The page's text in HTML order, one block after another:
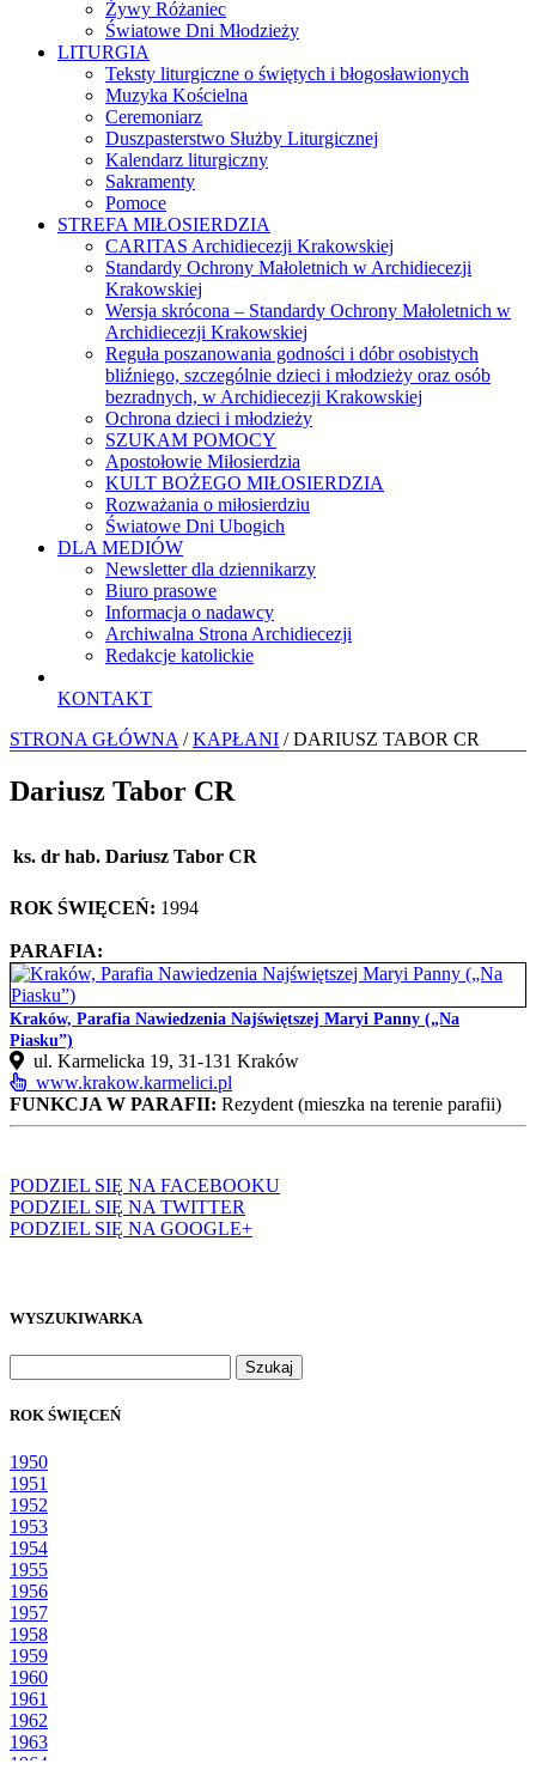
Żywy Różaniec
Światowe Dni Młodzieży
LITURGIA
Teksty liturgiczne o świętych i błogosławionych
Muzyka Kościelna
Ceremoniarz
Duszpasterstwo Służby Liturgicznej
Kalendarz liturgiczny
Sakramenty
Pomoce
STREFA MIŁOSIERDZIA
CARITAS Archidiecezji Krakowskiej
Standardy Ochrony Małoletnich w Archidiecezji
Krakowskiej
Wersja skrócona – Standardy Ochrony Małoletnich w
Archidiecezji Krakowskiej
Reguła poszanowania godności i dóbr osobistych
bliźniego, szczególnie dzieci i młodzieży oraz osób
bezradnych, w Archidiecezji Krakowskiej
Ochrona dzieci i młodzieży
SZUKAM POMOCY
Apostołowie Miłosierdzia
KULT BOŻEGO MIŁOSIERDZIA
Rozważania o miłosierdziu
Światowe Dni Ubogich
DLA MEDIÓW
Newsletter dla dziennikarzy
Biuro prasowe
Informacja o nadawcy
Archiwalna Strona Archidiecezji
Redakcje katolickie
KONTAKT
STRONA GŁÓWNA /KAPŁANI / DARIUSZ TABOR CR
Dariusz Tabor CR
ks. dr hab. Dariusz Tabor CR
ROK ŚWIĘCEŃ: 1994
PARAFIA:
Kraków, Parafia Nawiedzenia Najświętszej Maryi Panny („Na
Piasku”)
ul. Karmelicka 19, 31‑131 Kraków
www.krakow.karmelici.pl
FUNKCJA W PARAFII: Rezydent (mieszka na terenie parafii)
PODZIEL SIĘ NA FACEBOOKU
PODZIEL SIĘ NA TWITTER
PODZIEL SIĘ NA GOOGLE+
WYSZUKIWARKA
ROK ŚWIĘCEŃ
1950
1951
1952
1953
1954
1955
1956
1957
1958
1959
1960
1961
1962
1963
1964